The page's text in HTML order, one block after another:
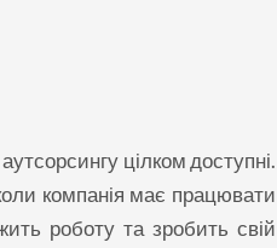
цілком доступні.
компанія має працювати
роботу та зробить свій